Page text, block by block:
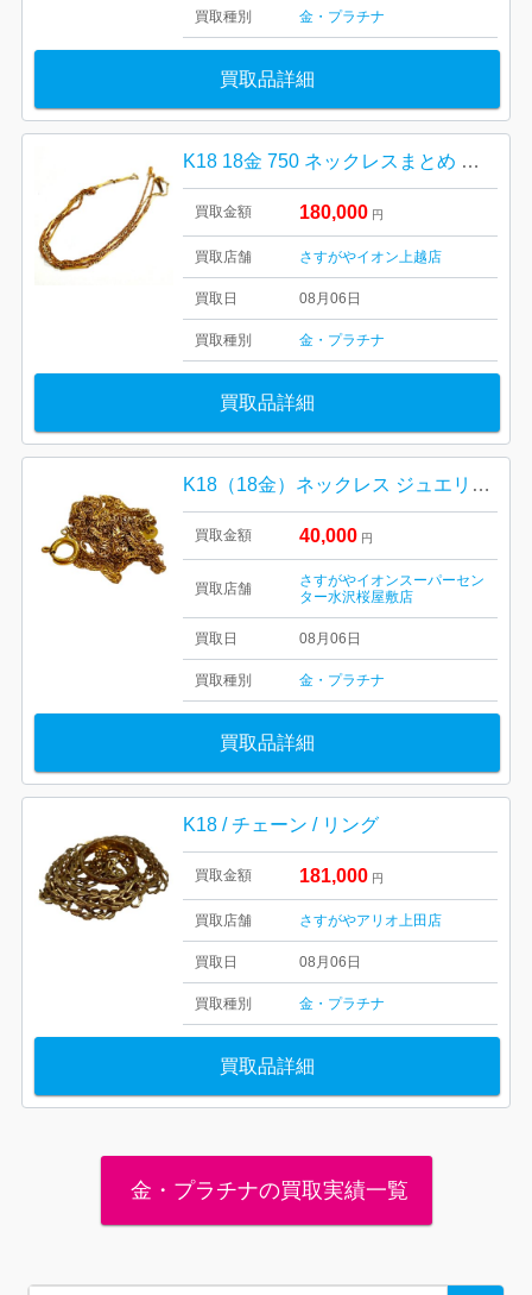
買取種別 金・プラチナ
買取品詳細
K18 18金 750 ネックレスまとめ アクセサリー
買取金額 180,000 円
買取店舗 さすがやイオン上越店
買取日 08月06日
買取種別 金・プラチナ
買取品詳細
K18（18金）ネックレス ジュエリー アクセサリー
買取金額 40,000 円
買取店舗
さすがやイオンスーパーセン
ター水沢桜屋敷店
買取日 08月06日
買取種別 金・プラチナ
買取品詳細
K18 / チェーン / リング
買取金額 181,000 円
買取店舗 さすがやアリオ上田店
買取日 08月06日
買取種別 金・プラチナ
買取品詳細
金・プラチナの買取実績一覧